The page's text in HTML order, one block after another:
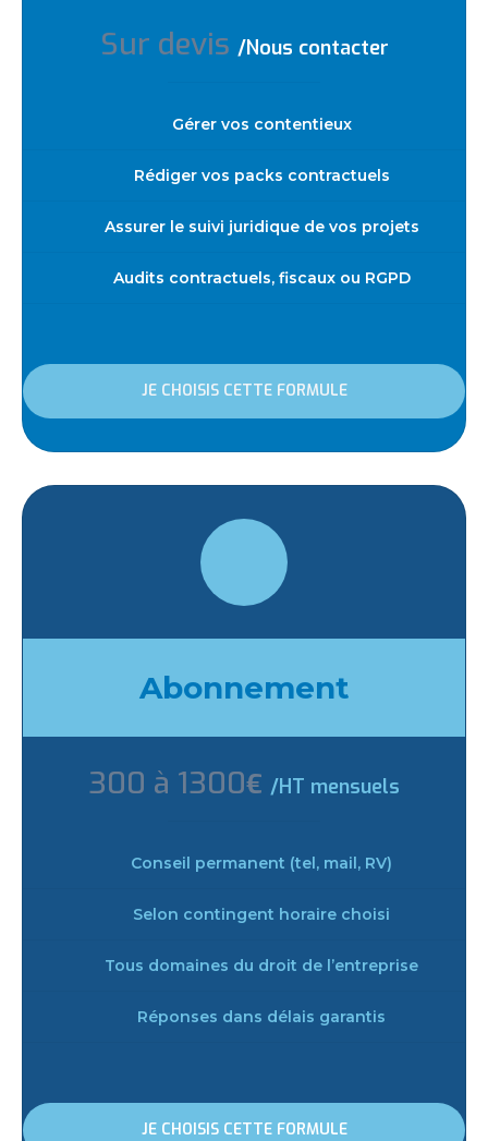
Sur devis /Nous contacter
Gérer vos contentieux
Rédiger vos packs contractuels
Assurer le suivi juridique de vos projets
Audits contractuels, fiscaux ou RGPD
JE CHOISIS CETTE FORMULE
Abonnement
300 à 1300€ /HT mensuels
Conseil permanent (tel, mail, RV)
Selon contingent horaire choisi
Tous domaines du droit de l’entreprise
Réponses dans délais garantis
JE CHOISIS CETTE FORMULE